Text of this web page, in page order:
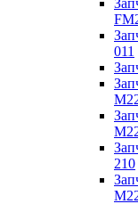
011
210